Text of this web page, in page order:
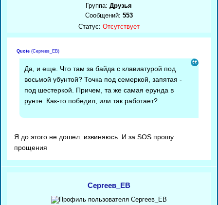
Группа: Друзья
Сообщений: 553
Статус: Отсутствует
Quote (Сергеев_ЕВ)
Да, и еще. Что там за байда с клавиатурой под
восьмой убунтой? Точка под семеркой, запятая -
под шестеркой. Причем, та же самая ерунда в
рунте. Как-то победил, или так работает?
Я до этого не дошел. извиняюсь. И за SOS прошу
прощения
Сергеев_ЕВ